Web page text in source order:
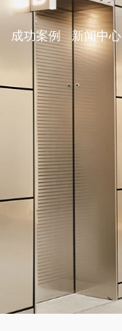
成功案例 新闻中心